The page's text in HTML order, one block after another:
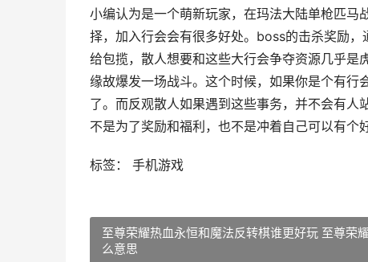
小编认为是一个萌新玩家，在玛法大陆单枪匹
择，加入行会会有很多好处。boss的击杀奖励
给包揽，散人想要和这些大行会争夺资源几乎是
缘故爆发一场战斗。这个时候，如果你是个有
了。而反观散人如果遇到这些事务，并不会有
不是为了奖励和福利，也不是冲着自己可以有个
标签： 手机游戏
至尊荣耀热血永恒和魔法反转棋谁更好玩 至尊荣
么意思